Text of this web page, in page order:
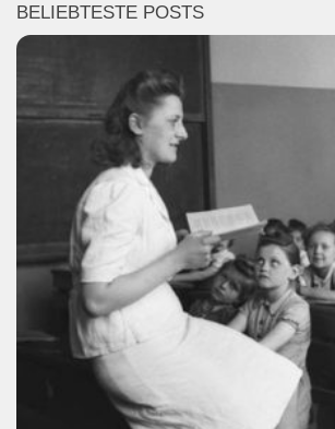
BELIEBTESTE POSTS